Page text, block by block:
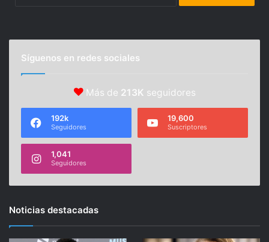
Síguenos en redes sociales
Más de 213K seguidores
192k
Seguidores
19,600
Suscriptores
1,041
Seguidores
Noticias destacadas